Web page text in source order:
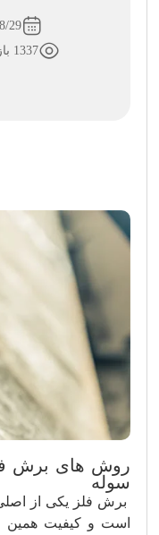
29
1337 بازدید
روش های برش
سوله
برش فلز یکی از
است و کیفیت همین